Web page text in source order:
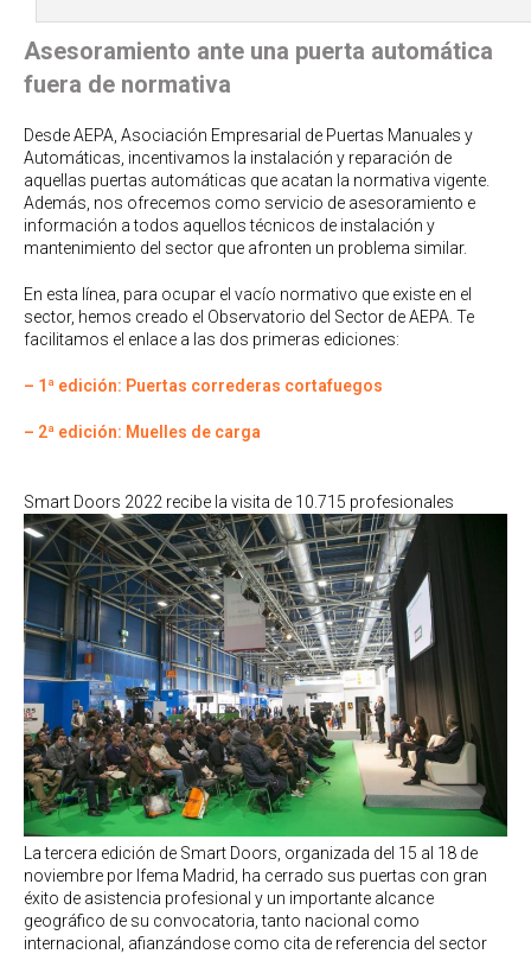
Asesoramiento ante una puerta automática
fuera de normativa
Desde AEPA, Asociación Empresarial de Puertas Manuales y
Automáticas, incentivamos la instalación y reparación de
aquellas puertas automáticas que acatan la normativa vigente.
Además, nos ofrecemos como servicio de asesoramiento e
información a todos aquellos técnicos de instalación y
mantenimiento del sector que afronten un problema similar.
En esta línea, para ocupar el vacío normativo que existe en el
sector, hemos creado el Observatorio del Sector de AEPA. Te
facilitamos el enlace a las dos primeras ediciones:
– 1ª edición: Puertas correderas cortafuegos
– 2ª edición: Muelles de carga
Smart Doors 2022 recibe la visita de 10.715 profesionales
La tercera edición de Smart Doors, organizada del 15 al 18 de
noviembre por Ifema Madrid, ha cerrado sus puertas con gran
éxito de asistencia profesional y un importante alcance
geográfico de su convocatoria, tanto nacional como
internacional, afianzándose como cita de referencia del sector